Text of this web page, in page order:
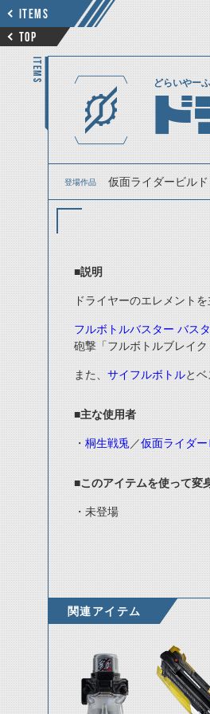
ITEMS
TOP
ITEMS
どらいやー
登場作品 仮面ライダービルド
■説明
ドライヤーのエレメント
フルボトルバスター バス
砲撃「フルボトルブレイク
また、 サイフルボトルと
■主な使用者
・ 桐生戦兎 ／仮面ライダー
■このアイテムを使って変
・未登場
関連アイテム